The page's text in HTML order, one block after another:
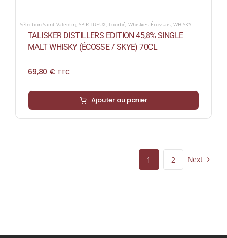
Sélection Saint-Valentin,SPIRITUEUX,Tourbé,Whiskies Écossais,WHISKY
TALISKER DISTILLERS EDITION 45,8% SINGLE
MALT WHISKY (ÉCOSSE / SKYE) 70CL
69,80 € TTC
Ajouter au panier
1 2 Next